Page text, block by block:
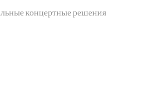
концертные решения